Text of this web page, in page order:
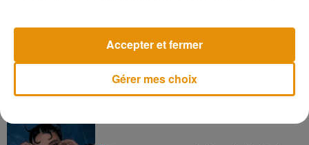
7 août 2026
collaboration tant attendue
Gérer mes choix
Accepter et fermer